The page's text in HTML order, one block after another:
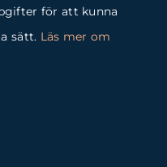
för att kunna
sätt. Läs mer om